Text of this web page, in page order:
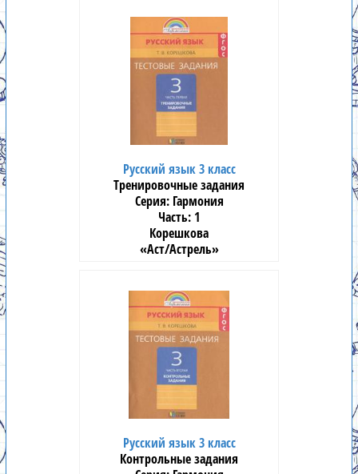
Русский язык 3 класс
Тренировочные задания
Гармония
1
Корешкова
«Аст/Астрель»
Русский язык 3 класс
Контрольные задания